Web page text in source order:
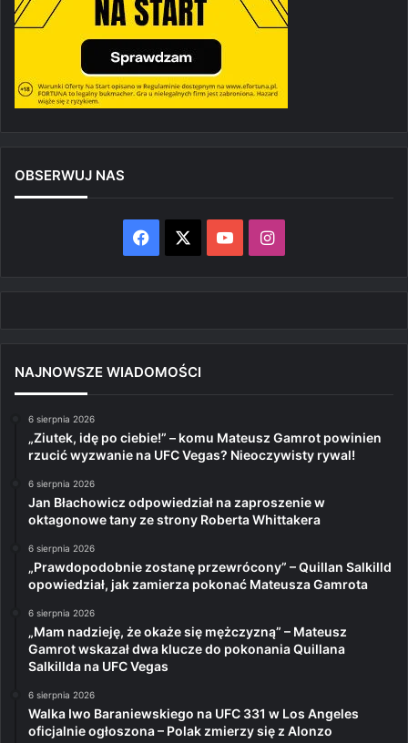
OBSERWUJ NAS
Facebook YouTubeInstagram
NAJNOWSZE WIADOMOŚCI
6 sierpnia 2026
„Ziutek, idę po ciebie!” – komu Mateusz Gamrot powinien
rzucić wyzwanie na UFC Vegas? Nieoczywisty rywal!
6 sierpnia 2026
Jan Błachowicz odpowiedział na zaproszenie w
oktagonowe tany ze strony Roberta Whittakera
6 sierpnia 2026
„Prawdopodobnie zostanę przewrócony” – Quillan Salkilld
opowiedział, jak zamierza pokonać Mateusza Gamrota
6 sierpnia 2026
„Mam nadzieję, że okaże się mężczyzną” – Mateusz
Gamrot wskazał dwa klucze do pokonania Quillana
Salkillda na UFC Vegas
6 sierpnia 2026
Walka Iwo Baraniewskiego na UFC 331 w Los Angeles
oficjalnie ogłoszona – Polak zmierzy się z Alonzo